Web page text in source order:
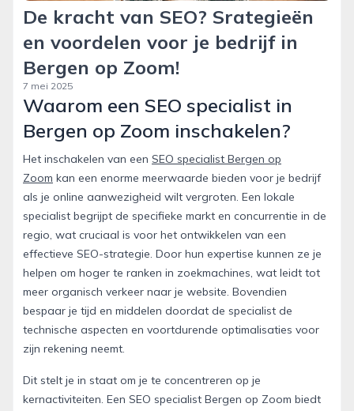
De kracht van SEO? Srategieën
en voordelen voor je bedrijf in
Bergen op Zoom!
7 mei 2025
Waarom een SEO specialist in
Bergen op Zoom inschakelen?
Het inschakelen van een SEO specialist Bergen op
Zoom kan een enorme meerwaarde bieden voor je bedrijf
als je online aanwezigheid wilt vergroten. Een lokale
specialist begrijpt de specifieke markt en concurrentie in de
regio, wat cruciaal is voor het ontwikkelen van een
effectieve SEO-strategie. Door hun expertise kunnen ze je
helpen om hoger te ranken in zoekmachines, wat leidt tot
meer organisch verkeer naar je website. Bovendien
bespaar je tijd en middelen doordat de specialist de
technische aspecten en voortdurende optimalisaties voor
zijn rekening neemt.
Dit stelt je in staat om je te concentreren op je
kernactiviteiten. Een SEO specialist Bergen op Zoom biedt